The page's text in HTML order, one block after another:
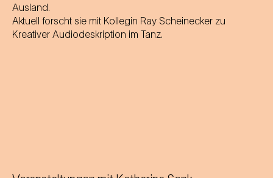
Ausland.
Aktuell forscht sie mit Kollegin Ray Scheinecker zu
Kreativer Audiodeskription im Tanz.